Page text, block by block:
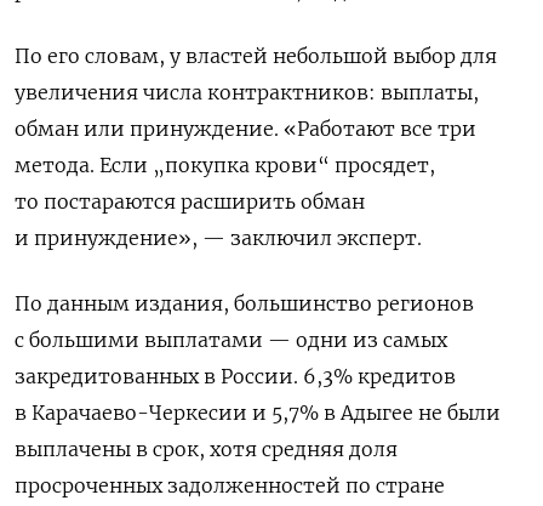
По его словам, у властей небольшой выбор для
увеличения числа контрактников: выплаты,
обман или принуждение. «Работают все три
метода. Если „покупка крови“ просядет,
то постараются расширить обман
и принуждение», — заключил эксперт.
По данным издания, большинство регионов
с большими выплатами — одни из самых
закредитованных в России. 6,3% кредитов
в Карачаево-Черкесии и 5,7% в Адыгее не были
выплачены в срок, хотя средняя доля
просроченных задолженностей по стране